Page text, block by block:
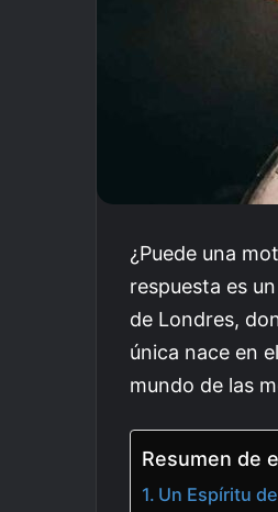
¿Puede una
respuesta es
de Londres,
única nace en
mundo de las
Resumen de
Un Espíritu